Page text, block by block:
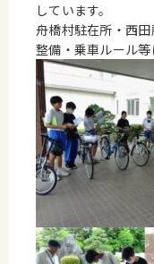
しています。
舟橋村駐在所・西
整備・乗車ルール等